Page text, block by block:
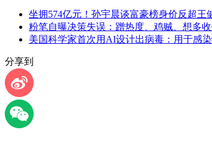
坐拥574亿元！孙宇晨谈富豪榜身价反超
粉笔自曝决策失误：蹭热度、鸡贼、想多
美国科学家首次用AI设计出病毒：用于感
分享到